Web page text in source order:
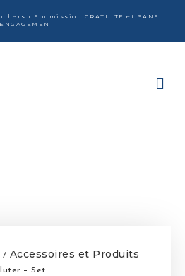
ı Soumission GRATUITE et SANS
ENGAGEMENT
/ Accessoires et Produits
– Set